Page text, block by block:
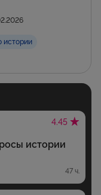
истории
4.45
истории
47 ч.